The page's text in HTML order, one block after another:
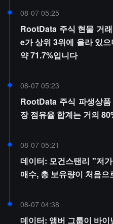
08-07 05:25
RootData 주식 현물 거
e가 상위 3위에 올라 있
약 71.7%입니다
08-07 05:23
RootData 주식 파생상
장 점유율 합계는 거의
08-07 05:21
데이터: 모건스탠리 "저
매수, 총 보유량이 처음
08-07 04:38
데이터: 앰버 그룹이 바